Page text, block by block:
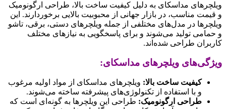
ویلچرهای مداسکای به دلیل کیفیت ساخت بالا، طراحی ارگونومیک
و قیمت مناسب، در بازار جهانی از محبوبیت بالایی برخوردارند. این
ویلچرها در مدل‌های مختلفی از جمله ویلچرهای دستی، برقی، تاشو
و حمامی تولید می‌شوند و برای پاسخگویی به نیازهای مختلف
کاربران طراحی شده‌اند.
ویژگی‌های ویلچرهای مداسکای:
کیفیت ساخت بالا: ویلچرهای مداسکای از مواد اولیه مرغوب
و با استفاده از تکنولوژی‌های پیشرفته ساخته می‌شوند.
طراحی ارگونومیک: طراحی این ویلچرها به گونه‌ای است که